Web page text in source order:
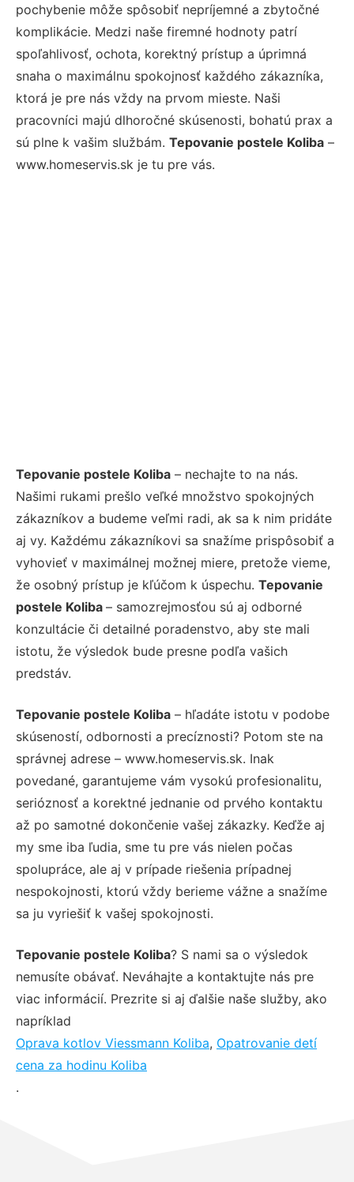
pochybenie môže spôsobiť nepríjemné a zbytočné
komplikácie. Medzi naše firemné hodnoty patrí
spoľahlivosť, ochota, korektný prístup a úprimná
snaha o maximálnu spokojnosť každého zákazníka,
ktorá je pre nás vždy na prvom mieste. Naši
pracovníci majú dlhoročné skúsenosti, bohatú prax a
sú plne k vašim službám. Tepovanie postele Koliba –
www.homeservis.sk je tu pre vás.
Tepovanie postele Koliba – nechajte to na nás.
Našimi rukami prešlo veľké množstvo spokojných
zákazníkov a budeme veľmi radi, ak sa k nim pridáte
aj vy. Každému zákazníkovi sa snažíme prispôsobiť a
vyhovieť v maximálnej možnej miere, pretože vieme,
že osobný prístup je kľúčom k úspechu. Tepovanie
postele Koliba – samozrejmosťou sú aj odborné
konzultácie či detailné poradenstvo, aby ste mali
istotu, že výsledok bude presne podľa vašich
predstáv.
Tepovanie postele Koliba – hľadáte istotu v podobe
skúseností, odbornosti a precíznosti? Potom ste na
správnej adrese – www.homeservis.sk. Inak
povedané, garantujeme vám vysokú profesionalitu,
serióznosť a korektné jednanie od prvého kontaktu
až po samotné dokončenie vašej zákazky. Keďže aj
my sme iba ľudia, sme tu pre vás nielen počas
spolupráce, ale aj v prípade riešenia prípadnej
nespokojnosti, ktorú vždy berieme vážne a snažíme
sa ju vyriešiť k vašej spokojnosti.
Tepovanie postele Koliba? S nami sa o výsledok
nemusíte obávať. Neváhajte a kontaktujte nás pre
viac informácií. Prezrite si aj ďalšie naše služby, ako
napríklad
Oprava kotlov Viessmann Koliba, Opatrovanie detí
cena za hodinu Koliba
.